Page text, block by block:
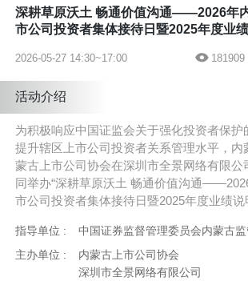
深耕草原沃土 畅通价值沟通——2026年
市公司投资者集体接待日暨2025年度业
2026-05-27 14:30~17:00 181909
活动介绍
为积极响应中国证监会关于强化投资者保护
提升辖区上市公司投资者关系管理水平，内
蒙古上市公司协会在深圳市全景网络有限公
同举办“深耕草原沃土 畅通价值沟通
市公司投资者集体接待日暨2025年度业绩说
指导单位 :
中国证券监督管理委员会内蒙古
主办单位 :
内蒙古上市公司协会
深圳市全景网络有限公司